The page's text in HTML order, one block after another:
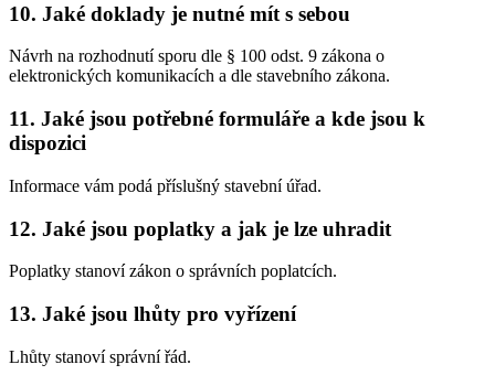
10. Jaké doklady je nutné mít s sebou
Návrh na rozhodnutí sporu dle § 100 odst. 9 zákona o
elektronických komunikacích a dle stavebního zákona.
11. Jaké jsou potřebné formuláře a kde jsou k
dispozici
Informace vám podá příslušný stavební úřad.
12. Jaké jsou poplatky a jak je lze uhradit
Poplatky stanoví zákon o správních poplatcích.
13. Jaké jsou lhůty pro vyřízení
Lhůty stanoví správní řád.